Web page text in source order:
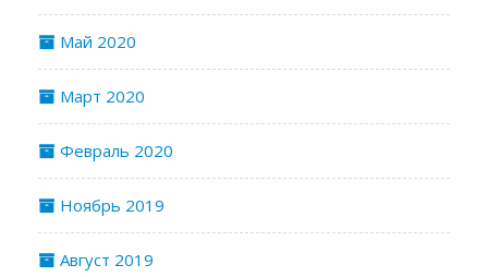
Май 2020
Март 2020
Февраль 2020
Ноябрь 2019
Август 2019